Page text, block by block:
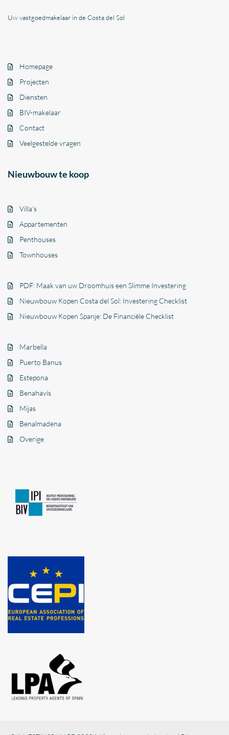
Uw vastgoedmakelaar in de Costa del Sol
Homepage
Projecten
Diensten
BIV-makelaar
Contact
Veelgestelde vragen
Nieuwbouw te koop
Villa’s
Appartementen
Penthouses
Townhouses
PDF: Maak van uw Droomhuis een Slimme Investering
Nieuwbouw Kopen Costa del Sol: Investering Checklist
Nieuwbouw Kopen Spanje: De Financiële Checklist
Marbella
Puerto Banus
Estepona
Benahavís
Mijas
Benalmadena
Overige